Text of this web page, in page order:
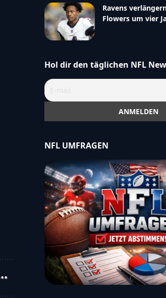
Ravens
Flowers um vier
Hol dir den täglichen NFL
NFL UMFRAGEN